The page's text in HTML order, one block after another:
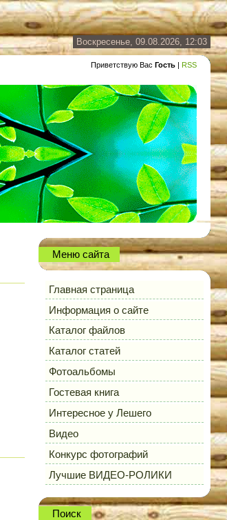
Воскресенье, 09.08.2026, 12:03
Приветствую Вас Гость | RSS
Меню сайта
Главная страница
Информация о сайте
Каталог файлов
Каталог статей
Фотоальбомы
Гостевая книга
Интересное у Лешего
Видео
Конкурс фотографий
Лучшие ВИДЕО-РОЛИКИ
Поиск